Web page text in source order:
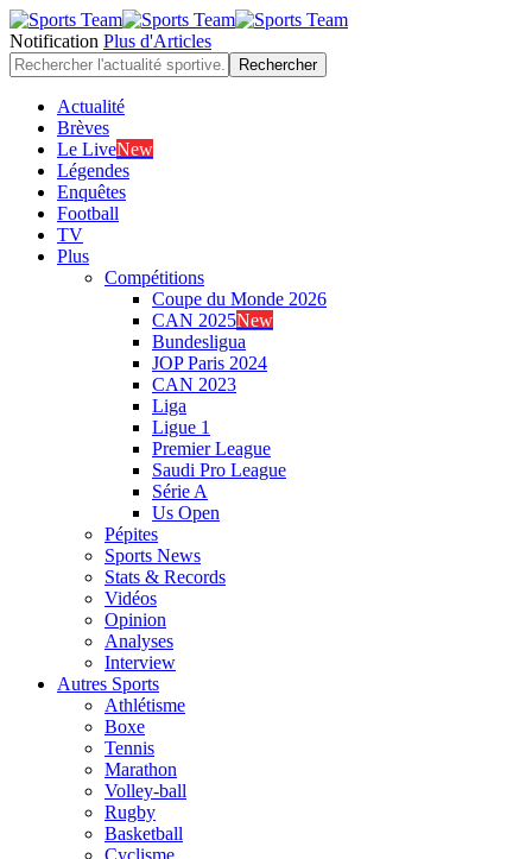
Notification Plus d'Articles
Actualité
Brèves
Le LiveNew
Légendes
Enquêtes
Football
TV
Plus
Compétitions
Coupe du Monde 2026
CAN 2025New
Bundesligua
JOP Paris 2024
CAN 2023
Liga
Ligue 1
Premier League
Saudi Pro League
Série A
Us Open
Pépites
Sports News
Stats & Records
Vidéos
Opinion
Analyses
Interview
Autres Sports
Athlétisme
Boxe
Tennis
Marathon
Volley-ball
Rugby
Basketball
Cyclisme